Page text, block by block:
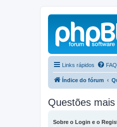
Links rápidos FAQ
Índice do fórum
Questões
Sobre o Login e o